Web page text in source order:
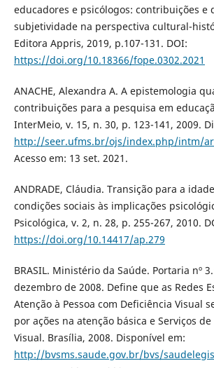
educadores e psicólogos: contribuições e
subjetividade na perspectiva cultural-
Editora Appris, 2019, p.107-131. DOI:
https://doi.org/10.18366/fope.0302.2021
ANACHE, Alexandra A. A epistemologia
contribuições para a pesquisa em
InterMeio, v. 15, n. 30, p. 123-141, 2009.
http://seer.ufms.br/ojs/index.php/intm/
Acesso em: 13 set. 2021.
ANDRADE, Cláudia. Transição para a
condições sociais às implicações
Psicológica, v. 2, n. 28, p. 255-267, 2010.
https://doi.org/10.14417/ap.279
BRASIL. Ministério da Saúde. Portaria nº
dezembro de 2008. Define que as Redes
Atenção à Pessoa com Deficiência Visual
por ações na atenção básica e Serviços
Visual. Brasília, 2008. Disponível em:
http://bvsms.saude.gov.br/bvs/